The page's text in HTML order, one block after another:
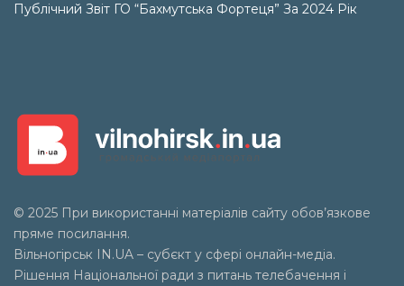
Публічний Звіт ГО “Бахмутська Фортеця” За 2024 Рік
© 2025 При використанні матеріалів сайту обов’язкове
пряме посилання.
Вільногірськ IN.UA – субєкт у сфері онлайн-медіа.
Рішення Національної ради з питань телебачення і